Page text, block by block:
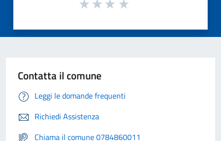
Contatta il comune
Leggi le domande frequenti
Richiedi Assistenza
Chiama il comune 0784860011